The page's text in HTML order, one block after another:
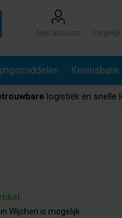
Mijn account
Kennisbank
logistiek en snelle
Wijchen is mogelijk.